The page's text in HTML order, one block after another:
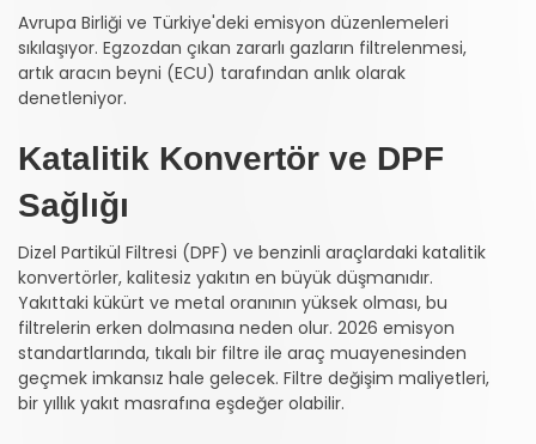
Avrupa Birliği ve Türkiye'deki emisyon düzenlemeleri
sıkılaşıyor. Egzozdan çıkan zararlı gazların filtrelenmesi,
artık aracın beyni (ECU) tarafından anlık olarak
denetleniyor.
Katalitik Konvertör ve DPF
Sağlığı
Dizel Partikül Filtresi (DPF) ve benzinli araçlardaki katalitik
konvertörler, kalitesiz yakıtın en büyük düşmanıdır.
Yakıttaki kükürt ve metal oranının yüksek olması, bu
filtrelerin erken dolmasına neden olur. 2026 emisyon
standartlarında, tıkalı bir filtre ile araç muayenesinden
geçmek imkansız hale gelecek. Filtre değişim maliyetleri,
bir yıllık yakıt masrafına eşdeğer olabilir.